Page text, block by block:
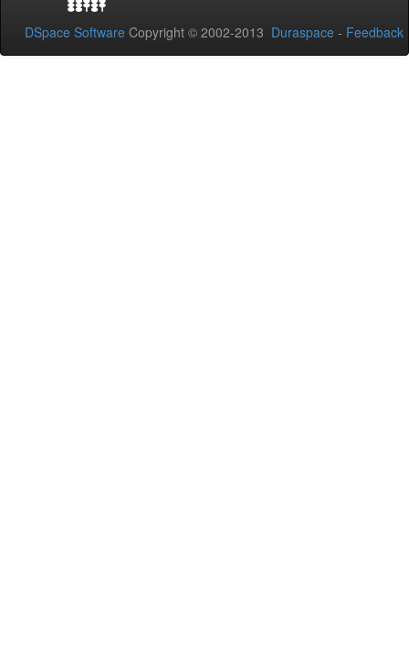
DSpace Software Copyright © 2002-2013 Duraspace - Feedback